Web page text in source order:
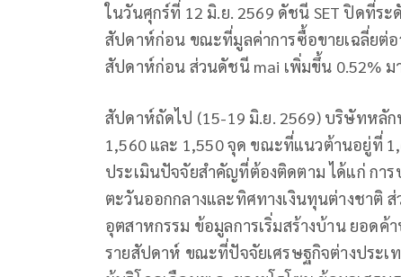
ในวันศุกร์ที่ 12 มิ.ย. 2569 ดัชนี SET ปิดที่ร
สัปดาห์ก่อน ขณะที่มูลค่าการซื้อขายเฉลี่ยต่อ
สัปดาห์ก่อน ส่วนดัชนี mai เพิ่มขึ้น 0.52% ม
สัปดาห์ถัดไป (15-19 มิ.ย. 2569) บริษัทหลั
1,560 และ 1,550 จุด ขณะที่แนวต้านอยู่ที่
ประเมินปัจจัยสำคัญที่ต้องติดตาม ได้แก่ กา
ตะวันออกกลางและทิศทางเงินทุนต่างชาติ
อุตสาหกรรม ข้อมูลการเริ่มสร้างบ้าน ยอดค้
รายสัปดาห์ ขณะที่ปัจจัยเศรษฐกิจต่างประ